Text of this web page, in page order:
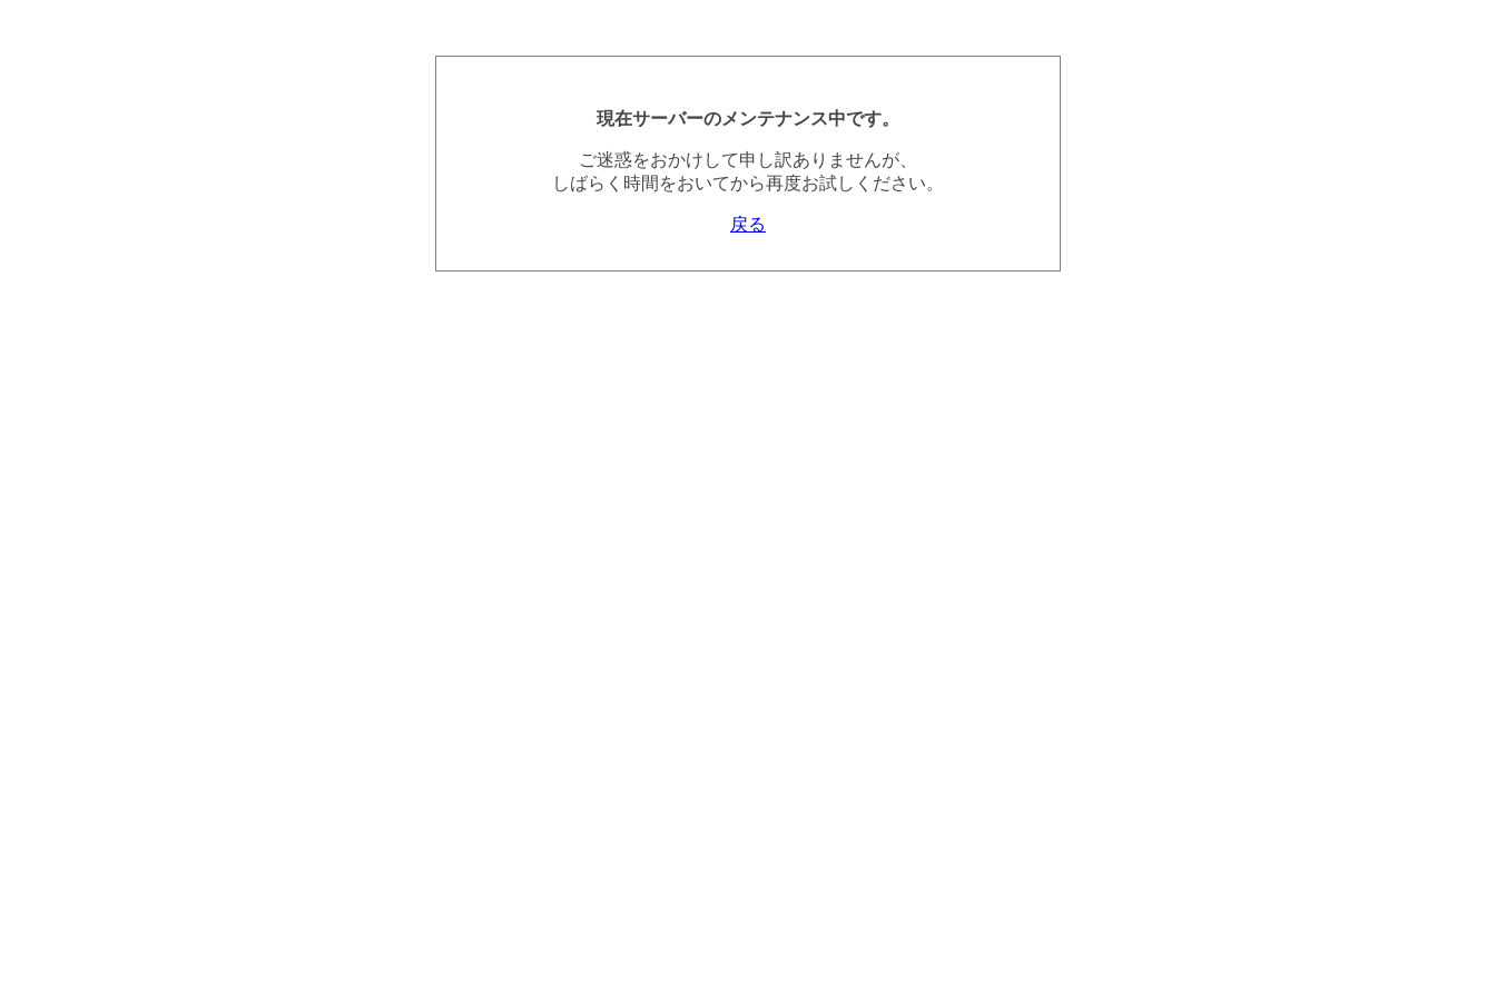
現在サーバーのメンテナンス中です。
ご迷惑をおかけして申し訳ありませんが、
しばらく時間をおいてから再度お試しください。
戻る